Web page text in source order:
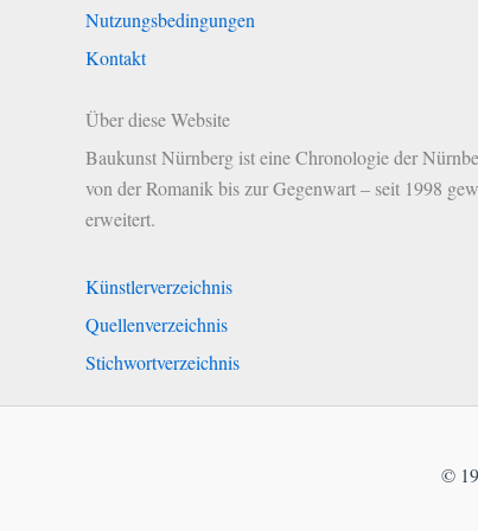
Nutzungsbedingungen
Kontakt
Über diese Website
Baukunst Nürnberg ist eine Chronologie der
von der Romanik bis zur Gegenwart – seit 1998
erweitert.
Künstlerverzeichnis
Quellenverzeichnis
Stichwortverzeichnis
©